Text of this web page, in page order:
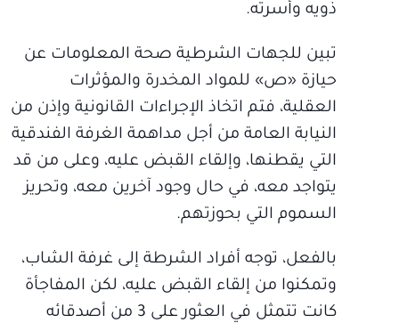
ذويه وأسرته.
تبين للجهات الشرطية صحة المعلومات عن
حيازة «ص» للمواد المخدرة والمؤثرات
العقلية، فتم اتخاذ الإجراءات القانونية وإذن من
النيابة العامة من أجل مداهمة الغرفة الفندقية
التي يقطنها، وإلقاء القبض عليه، وعلى من قد
يتواجد معه، في حال وجود آخرين معه، وتحريز
السموم التي بحوزتهم.
بالفعل، توجه أفراد الشرطة إلى غرفة الشاب،
وتمكنوا من إلقاء القبض عليه، لكن المفاجأة
كانت تتمثل في العثور على 3 من أصدقائه